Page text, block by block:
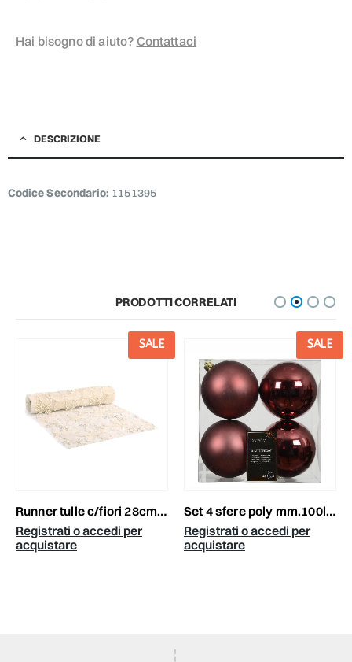
Hai bisogno di aiuto? Contattaci
DESCRIZIONE
Codice Secondario: 1151395
PRODOTTI CORRELATI
SALE
runner tulle c/fiori 28cm 2mt -florette- bianco
Registrati o accedi per
acquistare
SALE
set 4 sfere poly mm.100lucido/satinato marrone
Registrati o accedi per
acquistare